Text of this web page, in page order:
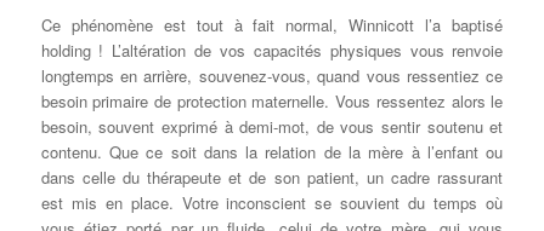
Ce phénomène est tout à fait normal, Winnicott l’a baptisé
holding ! L’altération de vos capacités physiques vous renvoie
longtemps en arrière, souvenez-vous, quand vous ressentiez ce
besoin primaire de protection maternelle. Vous ressentez alors le
besoin, souvent exprimé à demi-mot, de vous sentir soutenu et
contenu. Que ce soit dans la relation de la mère à l’enfant ou
dans celle du thérapeute et de son patient, un cadre rassurant
est mis en place. Votre inconscient se souvient du temps où